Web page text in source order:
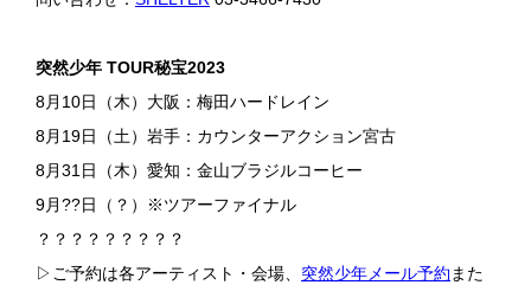
突然少年 TOUR秘宝2023
8月10日（木）大阪：梅田ハードレイン
8月19日（土）岩手：カウンターアクション宮古
8月31日（木）愛知：金山ブラジルコーヒー
9月??日（？）※ツアーファイナル
？？？？？？？？？
▷ご予約は各アーティスト・会場、 突然少年メール予約また